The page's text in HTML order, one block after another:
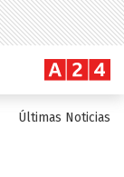
Últimas Noticias